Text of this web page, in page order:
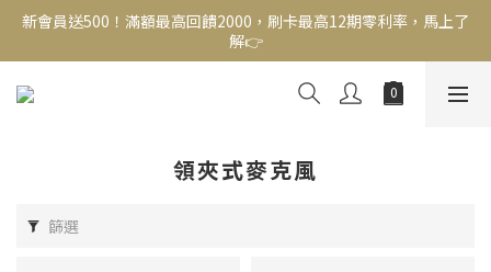
新會員送500！滿額最高回饋2000，刷卡最高12期零利率，馬上了
解👉
新會員送500！滿額最高回饋2000，刷卡最高12期零利率，馬上了
解👉
結帳頁選zingala銀角零卡分期，輕鬆打包
解👉
領夾式麥克風
篩選